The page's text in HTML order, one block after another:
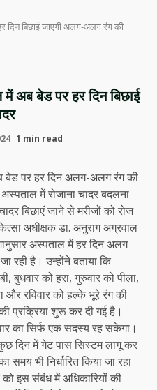
बिछाई जाएगी अलग-अलग रंग की
अब बेड पर हर दिन बिछाई
1 min read
पर हर दिन अलग-अलग रंग की
में रोजाना चादर बदलना
बिछाएं जाने से मरीजों को रोज
अधीक्षक डा. अनुराग अग्रवाल
अस्पताल में हर दिन अलग
रही है। उन्होंने बताया कि
बुधवार को हरा, गुरुवार को पीला,
और रविवार को हल्के भूरे रंग की
प्रक्रिया शुरू कर दी गई है।
का सिर्फ एक सदस्य रह सकेगा।
दिन में गेट पास सिस्टम लागू कर
भी निर्धारित किया जा रहा
को इस संबंध में अधिकारियों की